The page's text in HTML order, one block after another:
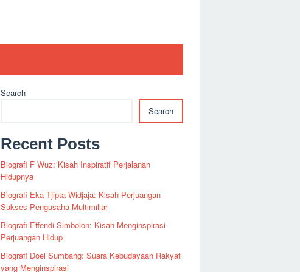
Search
Search
Recent Posts
Biografi F Wuz: Kisah Inspiratif Perjalanan
Hidupnya
Biografi Eka Tjipta Widjaja: Kisah Perjuangan
Sukses Pengusaha Multimiliar
Biografi Effendi Simbolon: Kisah Menginspirasi
Perjuangan Hidup
Biografi Doel Sumbang: Suara Kebudayaan Rakyat
yang Menginspirasi